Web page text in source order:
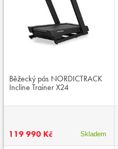
Běžecký pás NORDICTRACK
Incline Trainer X24
119 990 Kč Skladem